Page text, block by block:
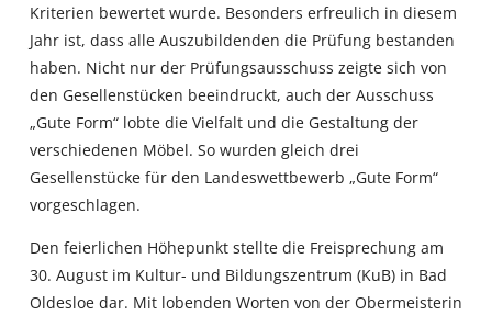
Kriterien bewertet wurde. Besonders erfreulich in diesem
Jahr ist, dass alle Auszubildenden die Prüfung bestanden
haben. Nicht nur der Prüfungsausschuss zeigte sich von
den Gesellenstücken beeindruckt, auch der Ausschuss
„Gute Form“ lobte die Vielfalt und die Gestaltung der
verschiedenen Möbel. So wurden gleich drei
Gesellenstücke für den Landeswettbewerb „Gute Form“
vorgeschlagen.
Den feierlichen Höhepunkt stellte die Freisprechung am
30. August im Kultur- und Bildungszentrum (KuB) in Bad
Oldesloe dar. Mit lobenden Worten von der Obermeisterin